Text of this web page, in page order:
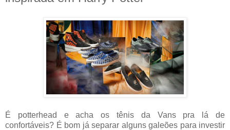
É potterhead e acha os tênis da Vans pra lá de
confortáveis? É bom já separar alguns galeões para investir